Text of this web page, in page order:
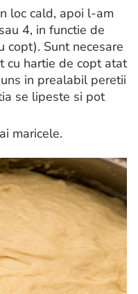
loc cald, apoi l-am
4, in functie de
copt). Sunt necesare
cu hartie de copt atat
in prealabil peretii
se lipeste si pot
maricele.